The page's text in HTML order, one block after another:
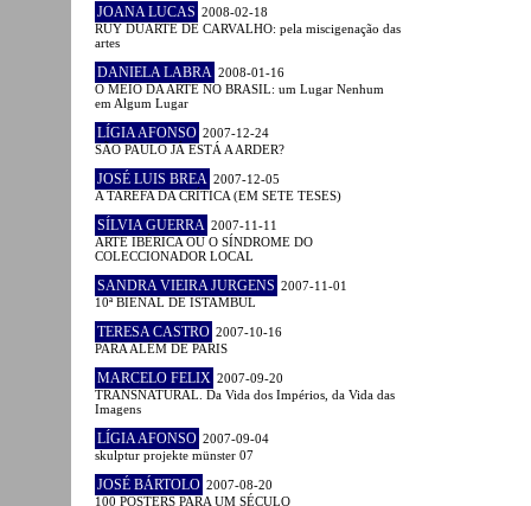
JOANA LUCAS 2008-02-18
RUY DUARTE DE CARVALHO: pela miscigenação das
artes
DANIELA LABRA 2008-01-16
O MEIO DA ARTE NO BRASIL: um Lugar Nenhum
em Algum Lugar
LÍGIA AFONSO 2007-12-24
SÃO PAULO JÁ ESTÁ A ARDER?
JOSÉ LUIS BREA 2007-12-05
A TAREFA DA CRÍTICA (EM SETE TESES)
SÍLVIA GUERRA 2007-11-11
ARTE IBÉRICA OU O SÍNDROME DO
COLECCIONADOR LOCAL
SANDRA VIEIRA JURGENS 2007-11-01
10ª BIENAL DE ISTAMBUL
TERESA CASTRO 2007-10-16
PARA ALÉM DE PARIS
MARCELO FELIX 2007-09-20
TRANSNATURAL. Da Vida dos Impérios, da Vida das
Imagens
LÍGIA AFONSO 2007-09-04
skulptur projekte münster 07
JOSÉ BÁRTOLO 2007-08-20
100 POSTERS PARA UM SÉCULO